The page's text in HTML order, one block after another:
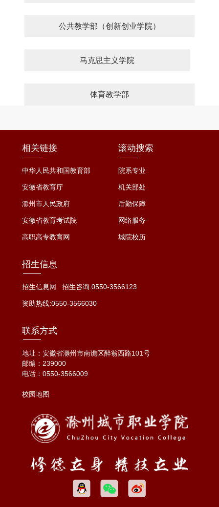
公共教学部（创新创业学院）
马克思主义学院
体育教学部
相关链接
中华人民共和国教育部
安徽省教育厅
滁州市人民政府
安徽省教育考试院
高职高专教育网
滚动搜索
院系专业
机关部处
后勤保障
网络服务
城院校历
招生信息
招生信息网 招生咨询:0550-3566123
资助热线:0550-3566030
联系方式
地址：安徽省滁州市南谯区醉翁西路101号
邮编：239000
电话： 0550-3566009
校园地图